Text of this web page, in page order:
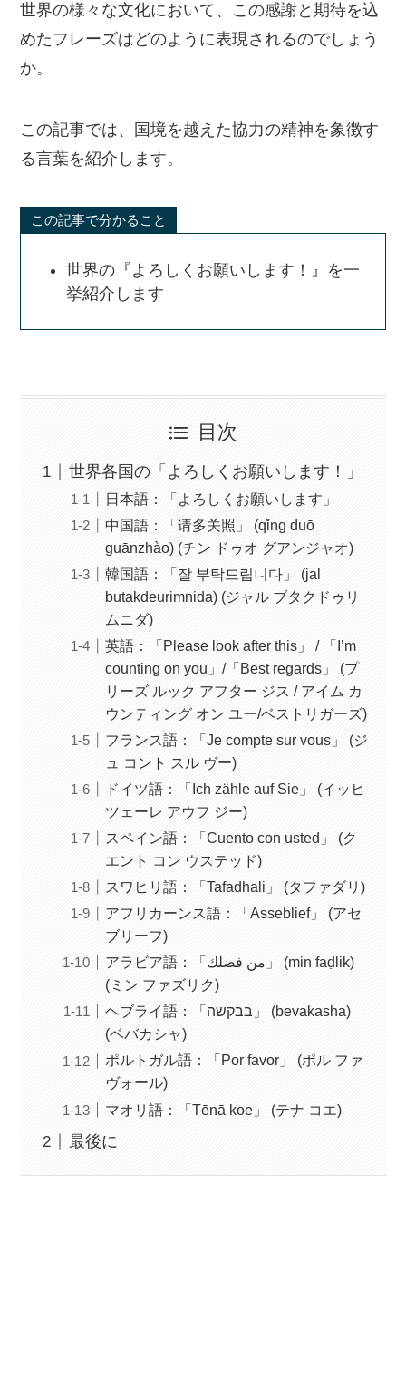
世界の様々な文化において、この感謝と期待を込
めたフレーズはどのように表現されるのでしょう
か。
この記事では、国境を越えた協力の精神を象徴す
る言葉を紹介します。
この記事で分かること
世界の『よろしくお願いします！』を一
挙紹介します
目次
世界各国の「よろしくお願いします！」
日本語：「よろしくお願いします」
中国語：「请多关照」 (qǐng duō
guānzhào) (チン ドゥオ グアンジャオ)
韓国語：「잘 부탁드립니다」 (jal
butakdeurimnida) (ジャル ブタクドゥリ
ムニダ)
英語：「Please look after this」 / 「I’m
counting on you」/「Best regards」 (プ
リーズ ルック アフター ジス / アイム カ
ウンティング オン ユー/ベストリガーズ)
フランス語：「Je compte sur vous」 (ジ
ュ コント スル ヴー)
ドイツ語：「Ich zähle auf Sie」 (イッヒ
ツェーレ アウフ ジー)
スペイン語：「Cuento con usted」 (ク
エント コン ウステッド)
スワヒリ語：「Tafadhali」 (タファダリ)
アフリカーンス語：「Asseblief」 (アセ
ブリーフ)
アラビア語：「من فضلك」 (min faḍlik)
(ミン ファズリク)
ヘブライ語：「בבקשה」 (bevakasha)
(ベバカシャ)
ポルトガル語：「Por favor」 (ポル ファ
ヴォール)
マオリ語：「Tēnā koe」 (テナ コエ)
最後に